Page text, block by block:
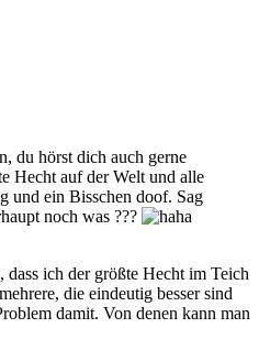
du hörst dich auch gerne
Hecht auf der Welt und alle
und ein Bisschen doof. Sag
noch was ???
dass ich der größte Hecht im Teich
die eindeutig besser sind
damit. Von denen kann man